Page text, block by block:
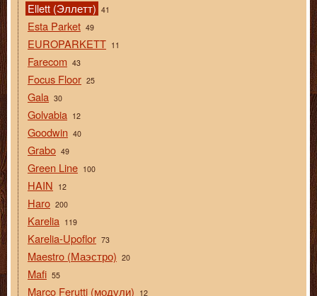
Ellett (Эллетт) 41
Esta Parket 49
EUROPARKETT 11
Farecom 43
Focus Floor 25
Gala 30
Golvabia 12
Goodwin 40
Grabo 49
Green Line 100
HAIN 12
Haro 200
Karelia 119
Karelia-Upoflor 73
Maestro (Маэстро) 20
Mafi 55
Marco Ferutti (модули) 12